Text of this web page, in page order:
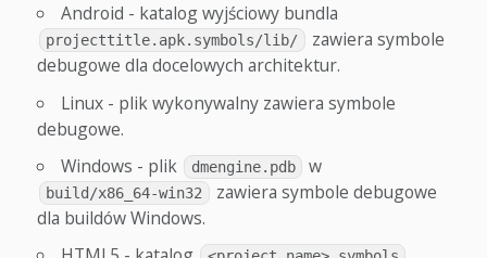
Android - katalog wyjściowy bundla
projecttitle.apk.symbols/lib/
zawiera symbole
debugowe dla docelowych architektur.
Linux - plik wykonywalny zawiera symbole
debugowe.
Windows - plik
dmengine.pdb w
build/x86_64-win32
zawiera symbole debugowe
dla buildów Windows.